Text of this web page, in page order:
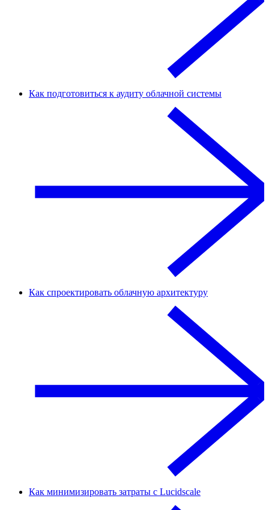
Как подготовиться к аудиту облачной системы
Как спроектировать облачную архитектуру
Как минимизировать затраты с Lucidscale